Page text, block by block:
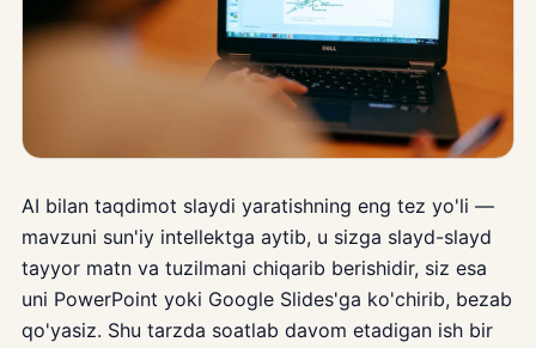
AI bilan taqdimot slaydi yaratishning eng tez yo'li —
mavzuni sun'iy intellektga aytib, u sizga slayd-slayd
tayyor matn va tuzilmani chiqarib berishidir, siz esa
uni PowerPoint yoki Google Slides'ga ko'chirib, bezab
qo'yasiz. Shu tarzda soatlab davom etadigan ish bir